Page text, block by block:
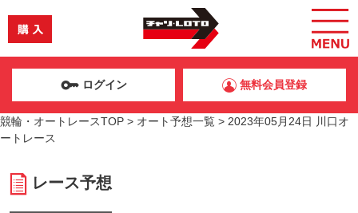
ログイン 無料会員登録
競輪・オートレースTOP > オート予想一覧 > 2023年05月24日 川口オ
ートレース
レース予想